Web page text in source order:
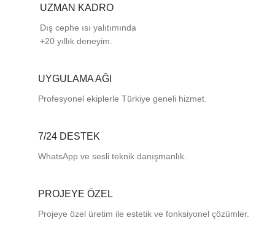
UZMAN KADRO
Dış cephe ısı yalıtımında
+20 yıllık deneyim.
UYGULAMA AĞI
Profesyonel ekiplerle Türkiye geneli hizmet.
7/24 DESTEK
WhatsApp ve sesli teknik danışmanlık.
PROJEYE ÖZEL
Projeye özel üretim ile estetik ve fonksiyonel çözümler.